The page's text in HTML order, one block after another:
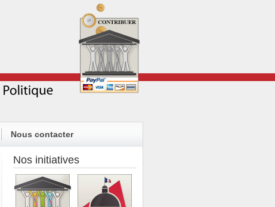
Nous contacter
Nos initiatives